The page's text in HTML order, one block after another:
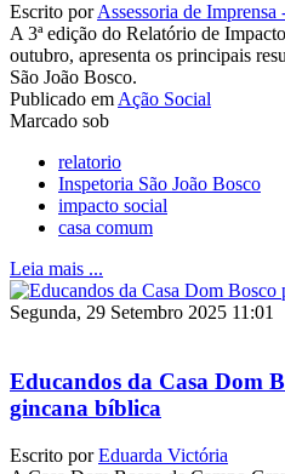
Escrito porAssessoria de
A 3ª edição do Relatório de
outubro, apresenta os principais
São João Bosco.
Publicado em Ação Social
Marcado sob
relatorio
Inspetoria São João Bosco
impacto social
casa comum
Leia mais ...
Segunda, 29 Setembro 2025 11:01
Educandos da Casa Dom
gincana bíblica
Escrito porEduarda Victória